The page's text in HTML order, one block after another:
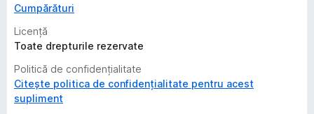
Cumpărături
Licență
Toate drepturile rezervate
Politică de confidențialitate
Citește politica de confidențialitate pentru acest
supliment